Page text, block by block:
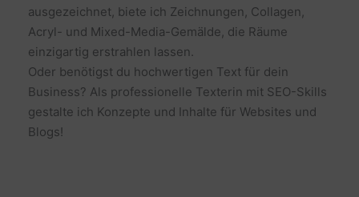
ausgezeichnet, biete ich Zeichnungen, Collagen,
Acryl- und Mixed-Media-Gemälde, die Räume
einzigartig erstrahlen lassen.
Oder benötigst du hochwertigen Text für dein
Business? Als professionelle Texterin mit SEO-Skills
gestalte ich Konzepte und Inhalte für Websites und
Blogs!